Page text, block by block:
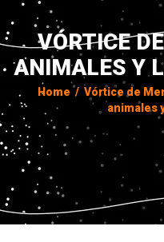
VÓRTICE
ANIMALES Y
Home / Vórtice de
animales